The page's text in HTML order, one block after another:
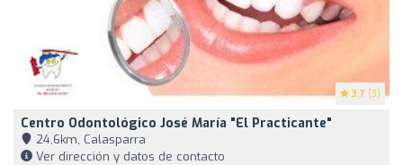
3.7 (3)
Centro Odontológico José María "El Practicante"
24,6km, Calasparra
Ver dirección y datos de contacto